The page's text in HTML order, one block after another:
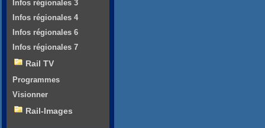
Infos régionales 3
Infos régionales 4
Infos régionales 6
Infos régionales 7
Rail TV
Programmes
Visionner
Rail-Images